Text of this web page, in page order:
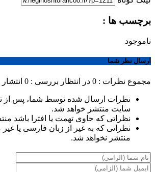
برچسب ها :
ناموجود
ارسال نظر شما
مجموع نظرات : 0 در انتظار بررسی : 0 انتشار
نظرات ارسال شده توسط شما، پس از
سایت منتشر خواهد شد.
نظراتی که حاوی تهمت یا افترا باشد
نظراتی که به غیر از زبان فارسی یا غیر
منتشر نخواهد شد.